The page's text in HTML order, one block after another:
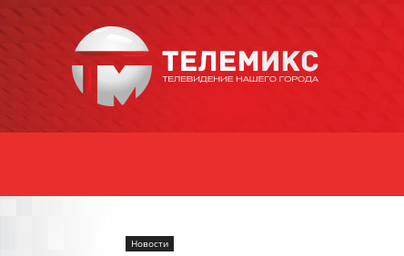
Уссурийска
Новости